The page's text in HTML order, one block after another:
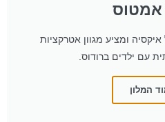
אמטוס
ומציע מגוון אטרקציות
עם ילדים ברודוס.
המלון